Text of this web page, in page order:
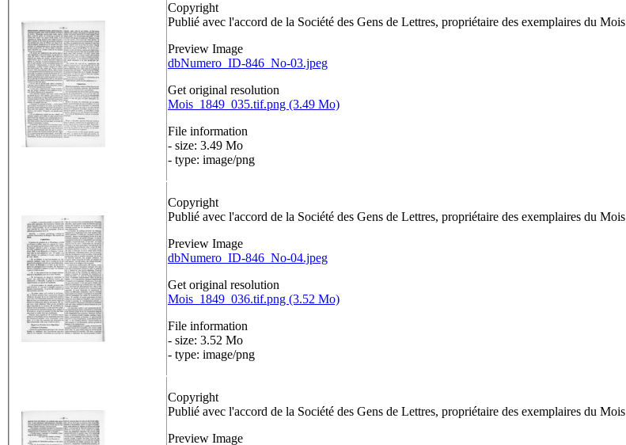
Copyright
Publié avec l'accord de la Société des Gens de Lettres, propriétaire des exemplaires du Mois
Preview Image
dbNumero_ID-846_No-03.jpeg
Get original resolution
Mois_1849_035.tif.png (3.49 Mo)
File information
- size: 3.49 Mo
- type: image/png
Copyright
Publié avec l'accord de la Société des Gens de Lettres, propriétaire des exemplaires du Mois
Preview Image
dbNumero_ID-846_No-04.jpeg
Get original resolution
Mois_1849_036.tif.png (3.52 Mo)
File information
- size: 3.52 Mo
- type: image/png
Copyright
Publié avec l'accord de la Société des Gens de Lettres, propriétaire des exemplaires du Mois
Preview Image